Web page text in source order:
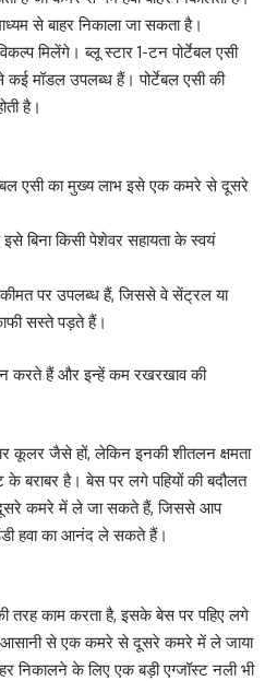
से बाहर निकाला जा सकता है।
मिलेंगे। ब्लू स्टार 1-टन पोर्टेबल एसी
मॉडल उपलब्ध हैं। पोर्टेबल एसी की
है।
एसी का मुख्य लाभ इसे एक कमरे से दूसरे
बिना किसी पेशेवर सहायता के स्वयं
कीमत पर उपलब्ध हैं, जिससे वे सेंट्रल या
सस्ते पड़ते हैं।
करते हैं और इन्हें कम रखरखाव की
कूलर जैसे हों, लेकिन इनकी शीतलन क्षमता
के बराबर है। बेस पर लगे पहियों की बदौलत
कमरे में ले जा सकते हैं, जिससे आप
हवा का आनंद ले सकते हैं।
काम करता है, इसके बेस पर पहिए लगे
आसानी से एक कमरे से दूसरे कमरे में ले जाया
निकालने के लिए एक बड़ी एग्जॉस्ट नली भी